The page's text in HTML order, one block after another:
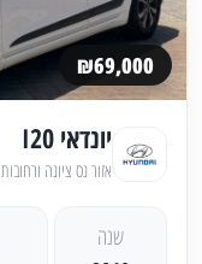
₪69,000
יונדאי I20
אזור נס ציונה ורחובות
שנה